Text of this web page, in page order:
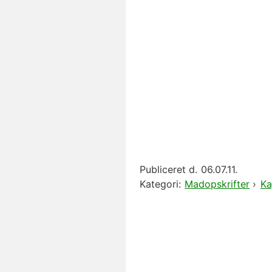
Publiceret d. 06.07.11.
Kategori: Madopskrifter ›